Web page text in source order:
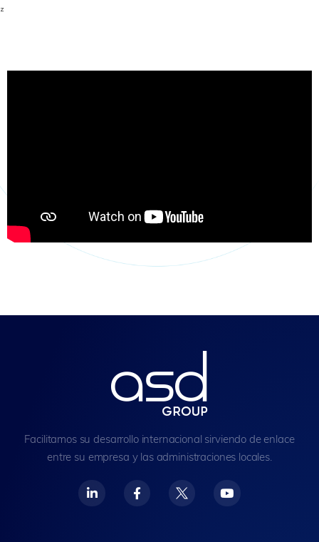
z
Facilitamos su desarrollo internacional sirviendo de enlace
entre su empresa y las administraciones locales.